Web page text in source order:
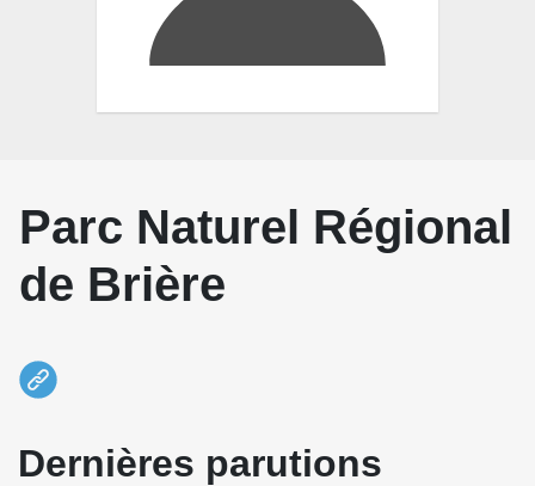
Parc Naturel Régional
de Brière
Dernières parutions